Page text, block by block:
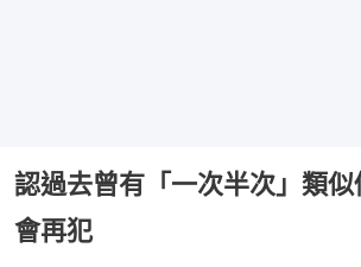
認過去曾有「一次半次」類
會再犯